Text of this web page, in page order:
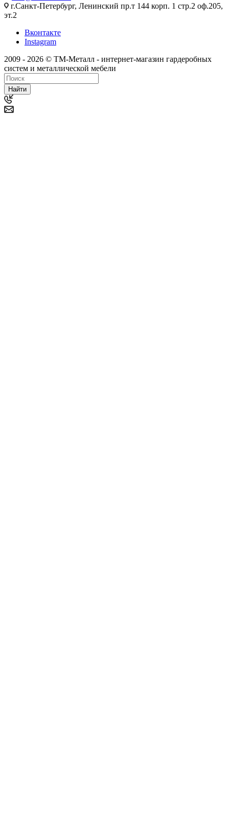
г.Санкт-Петербург, Ленинский пр.т 144 корп. 1 стр.2 оф.205,
эт.2
Вконтакте
Instagram
2009 - 2026 © ТМ-Металл - интернет-магазин гардеробных
систем и металлической мебели
Найти